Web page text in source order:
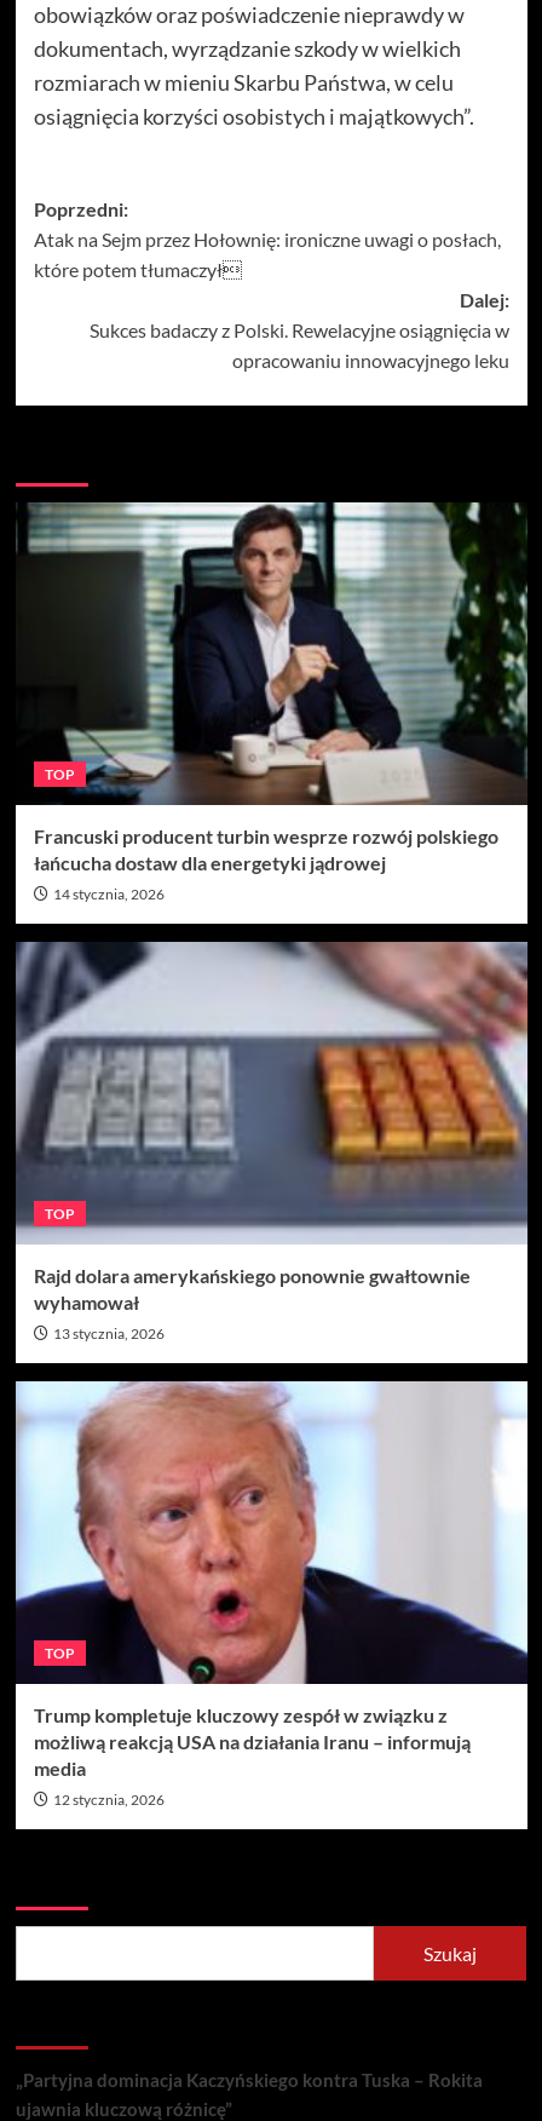
obowiązków oraz poświadczenie nieprawdy w
dokumentach, wyrządzanie szkody w wielkich
rozmiarach w mieniu Skarbu Państwa, w celu
osiągnięcia korzyści osobistych i majątkowych”.
Zobacz
wpisy
Poprzedni:
Atak na Sejm przez Hołownię: ironiczne uwagi o posłach,
które potem tłumaczył
Dalej:
Sukces badaczy z Polski. Rewelacyjne osiągnięcia w
opracowaniu innowacyjnego leku
TOP
Francuski producent turbin wesprze rozwój polskiego
łańcucha dostaw dla energetyki jądrowej
14 stycznia, 2026
TOP
Rajd dolara amerykańskiego ponownie gwałtownie
wyhamował
13 stycznia, 2026
TOP
Trump kompletuje kluczowy zespół w związku z
możliwą reakcją USA na działania Iranu – informują
media
12 stycznia, 2026
Szukaj
„Partyjna dominacja Kaczyńskiego kontra Tuska – Rokita
ujawnia kluczową różnicę”